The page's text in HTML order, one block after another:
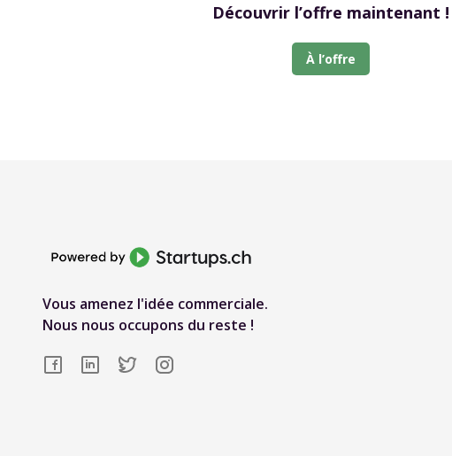
Découvrir l’offre maintenant !
À l’offre
Vous amenez l'idée commerciale.
Nous nous occupons du reste !